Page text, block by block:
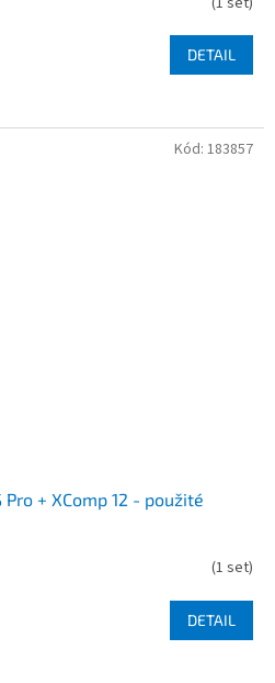
DETAIL
+ XComp 12 - použité
(1 set)
DETAIL
Kód: 183857